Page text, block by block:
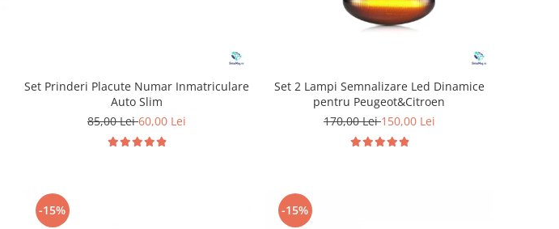
Set Prinderi Placute Numar Inmatriculare
Auto Slim
85,00 Lei60,00 Lei
Set 2 Lampi Semnalizare Led Dinamice
pentru Peugeot&Citroen
170,00 Lei150,00 Lei
-15% -15%